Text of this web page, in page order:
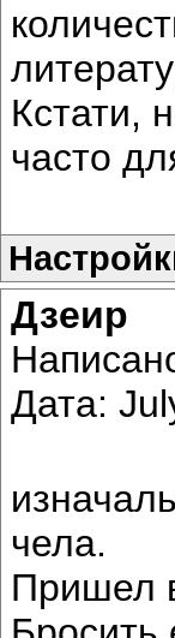
Кстати,
часто
Дзеир
Дата:
чела.
Пришел